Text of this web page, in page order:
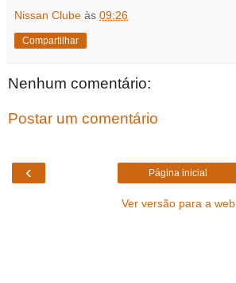
Nissan Clube às 09:26
Compartilhar
Nenhum comentário:
Postar um comentário
‹ Página inicial
Ver versão para a web